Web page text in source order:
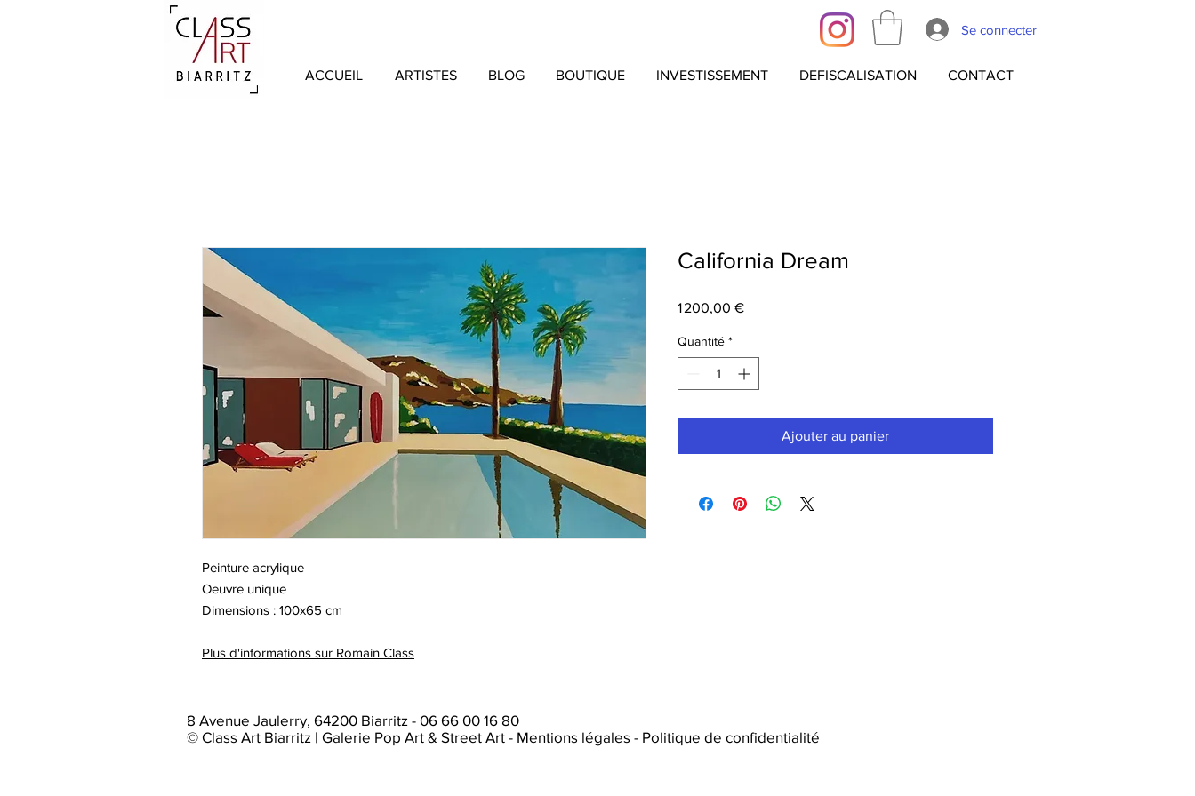
Se connecter
ACCUEIL ARTISTES BLOG BOUTIQUE INVESTISSEMENT DEFISCALISATION CONTACT
Peinture acrylique
Oeuvre unique
Dimensions : 100x65 cm
Plus d'informations sur Romain Class
California Dream
1 200,00 €Prix
Quantité *
Ajouter au panier
8 Avenue Jaulerry, 64200 Biarritz - 06 66 00 16 80
© Class Art Biarritz | Galerie Pop Art & Street Art - Mentions légales - Politique de confidentialité